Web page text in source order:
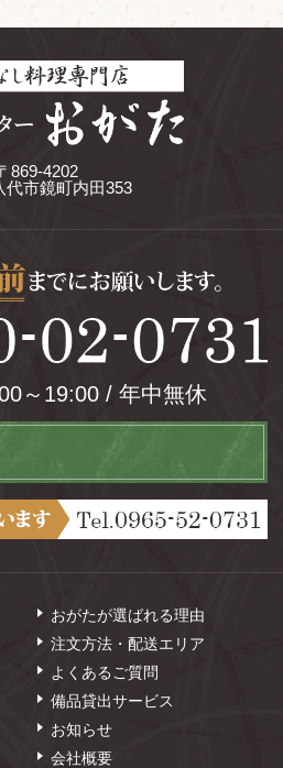
869-4202
代市鏡町内田353
～19:00 / 年中無休
おがたが選ばれる理由
注文方法・配送エリア
よくあるご質問
備品貸出サービス
お知らせ
会社概要